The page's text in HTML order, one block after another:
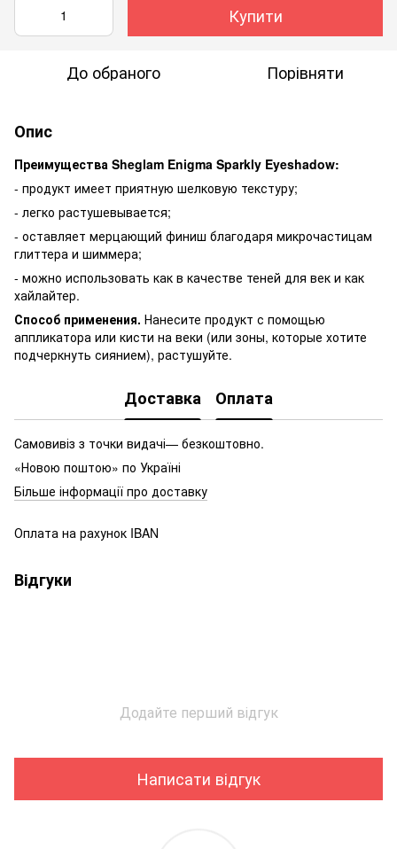
Купити
До обраного Порівняти
Опис
Преимущества Sheglam Enigma Sparkly Eyeshadow:
- продукт имеет приятную шелковую текстуру;
- легко растушевывается;
- оставляет мерцающий финиш благодаря микрочастицам
глиттера и шиммера;
- можно использовать как в качестве теней для век и как
хайлайтер.
Способ применения. Нанесите продукт с помощью
аппликатора или кисти на веки (или зоны, которые хотите
подчеркнуть сиянием), растушуйте.
Доставка Оплата
Самовивіз з точки видачі— безкоштовно.
«Новою поштою» по Україні
Більше інформації про доставку
Оплата на рахунок IBAN
Відгуки
Додайте перший відгук
Написати відгук